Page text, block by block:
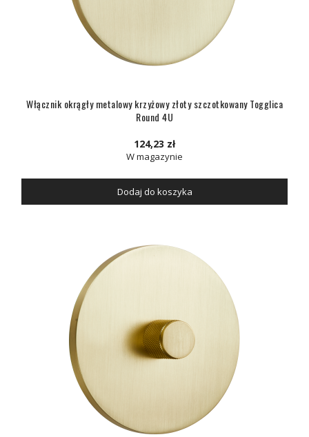
Włącznik okrągły metalowy krzyżowy złoty szczotkowany Togglica
Round 4U
124,23 zł
W magazynie
Dodaj do koszyka